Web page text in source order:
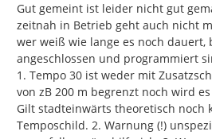
Gut gemeint ist leider nicht gut
zeitnah in Betrieb geht auch nicht
wer weiß wie lange es noch dauert,
angeschlossen und programmiert
1. Tempo 30 ist weder mit
von zB 200 m begrenzt noch wird
Gilt stadteinwärts theoretisch noch
Temposchild. 2. Warnung (!)